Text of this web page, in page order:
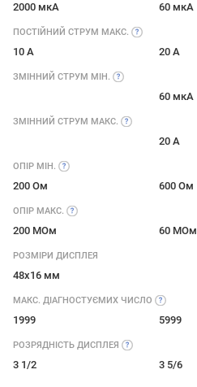
2000 мкА 60 мкА
ПОСТІЙНИЙ СТРУМ МАКС.
10 А 20 А
ЗМІННИЙ СТРУМ МІН.
60 мкА
ЗМІННИЙ СТРУМ МАКС.
20 А
ОПІР МІН.
200 Ом 600 Ом
ОПІР МАКС.
200 МОм 60 МОм
РОЗМІРИ ДИСПЛЕЯ
48x16 мм
МАКС. ДІАГНОСТУЄМИХ ЧИСЛО
1999 5999
РОЗРЯДНІСТЬ ДИСПЛЕЯ
3 1/2 3 5/6